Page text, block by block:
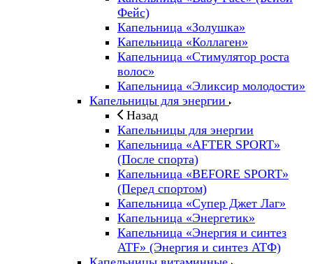
Фейс)
Капельница «Золушка»
Капельница «Коллаген»
Капельница «Стимулятор роста
волос»
Капельница «Эликсир молодости»
Капельницы для энергии
Назад
Капельницы для энергии
Капельница «AFTER SPORT»
(После спорта)
Капельница «BEFORE SPORT»
(Перед спортом)
Капельница «Супер Джет Лаг»
Капельница «Энергетик»
Капельница «Энергия и синтез
ATF» (Энергия и синтез АТФ)